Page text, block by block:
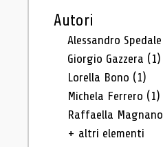
Autori
Alessandro Spedale
Giorgio Gazzera (1)
Lorella Bono (1)
Michela Ferrero (1)
Raffaella Magnano
+ altri elementi